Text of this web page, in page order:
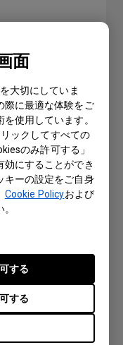
面
大切にしていま
際に最適な体験をご
使用しています。
ックしてすべての
のみ許可する」
効にすることができ
キーの設定をご自身
Cookie Policyおよび
する
する
カウントを
ですか？